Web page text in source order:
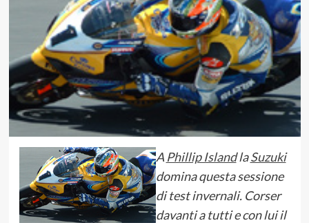
A Phillip IslandlaSuzuki
domina questa sessione
di test invernali. Corser
davanti a tutti e con lui il